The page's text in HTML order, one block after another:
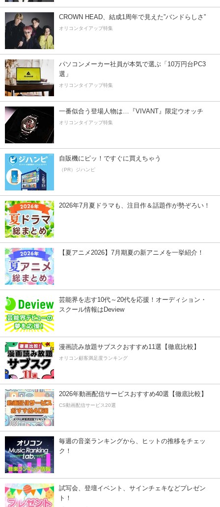
CROWN HEAD、結成1周年で見えた”バンドらしさ”
オリコンタイアップ特集
パソコンメーカー社員が本気で選ぶ「10万円台PC3
選」
オリコンタイアップ特集
一番似合う登場人物は…『VIVANT』限定ウオッチ
オリコンタイアップ特集
自販機にピッ！ですぐに買えちゃう
（PR）ジハンピ
2026年7月夏ドラマも、注目作＆話題作が勢ぞろい！
【夏アニメ2026】7月期夏の新アニメを一挙紹介！
芸能界を志す10代～20代を応援！オーディション・
スクール情報はDeview
漫画読み放題サブスクおすすめ11選【徹底比較】
オリコン顧客満足度ランキング
2026年動画配信サービスおすすめ40選【徹底比較】
CS動画配信サービス20選
毎週の音楽ランキングから、ヒットの推移をチェッ
ク！
試写会、登壇イベント、サインチェキなどプレゼン
ト！